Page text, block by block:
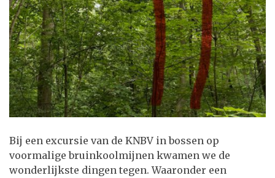
Bij een excursie van de KNBV in bossen op
voormalige bruinkoolmijnen kwamen we de
wonderlijkste dingen tegen. Waaronder een